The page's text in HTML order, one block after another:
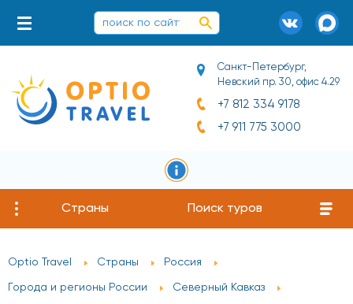
Санкт-Петербург,
Невский пр. 30, офис 4.29
+7 812 334 9178
+7 911 775 3000
Страны Поиск туров
Optio Travel Страны Россия
Города и регионы России Северный Кавказ